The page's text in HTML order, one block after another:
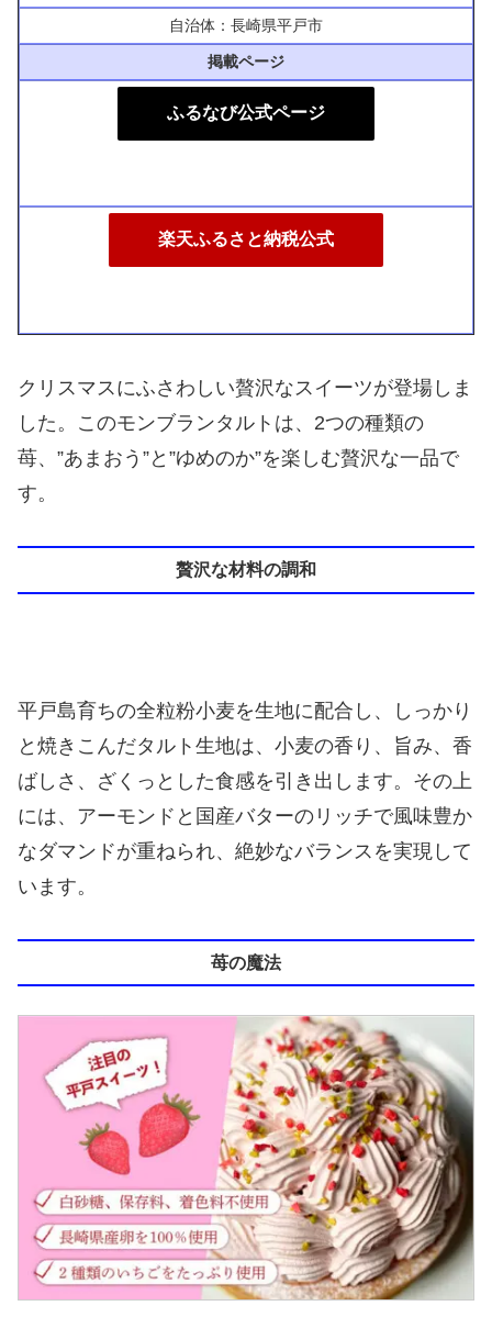
自治体：長崎県平戸市
掲載ページ
ふるなび公式ページ
楽天ふるさと納税公式
クリスマスにふさわしい贅沢なスイーツが登場しま
した。このモンブランタルトは、2つの種類の
苺、”あまおう”と”ゆめのか”を楽しむ贅沢な一品で
す。
贅沢な材料の調和
平戸島育ちの全粒粉小麦を生地に配合し、しっかり
と焼きこんだタルト生地は、小麦の香り、旨み、香
ばしさ、ざくっとした食感を引き出します。その上
には、アーモンドと国産バターのリッチで風味豊か
なダマンドが重ねられ、絶妙なバランスを実現して
います。
苺の魔法